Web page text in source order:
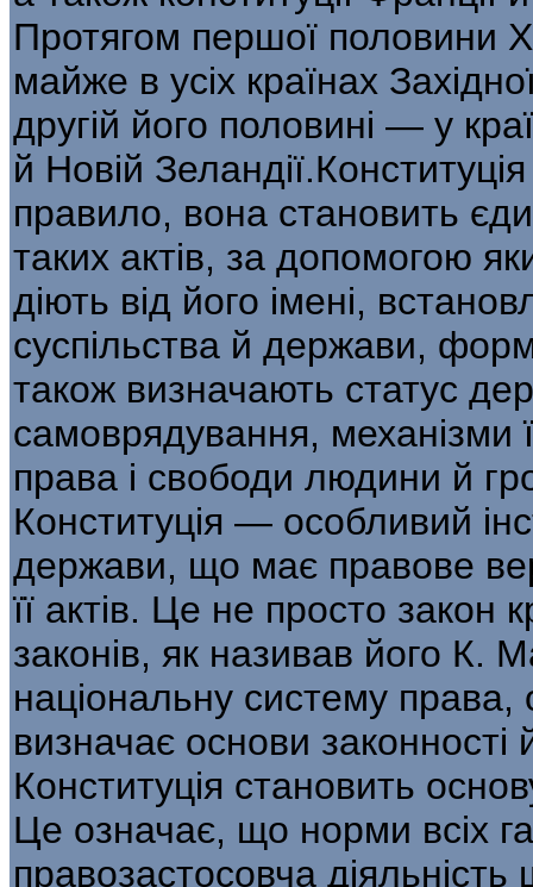
Протягом першої половини
майже в усіх країнах
другій його половині — у
й Новій
правило, вона становить
таких актів, за допомогою
діють від його імені,
суспільства й держави,
також визначають статус
самоврядування, механізми
права і свободи людини й
Конституція — особливий
держави, що має правове
її актів. Це не просто закон
законів, як називав його К.
національну систему
визначає основи законності
Конституція становить
Це означає, що норми всіх
правозастосовча